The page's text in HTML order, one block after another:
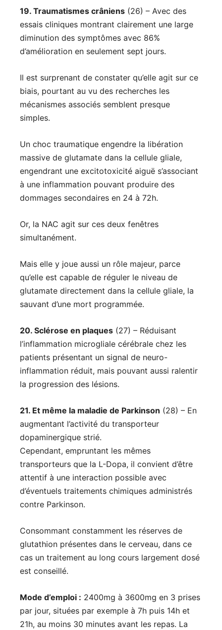
19. Traumatismes crâniens (26) – Avec des
essais cliniques montrant clairement une large
diminution des symptômes avec 86%
d’amélioration en seulement sept jours.
Il est surprenant de constater qu’elle agit sur ce
biais, pourtant au vu des recherches les
mécanismes associés semblent presque
simples.
Un choc traumatique engendre la libération
massive de glutamate dans la cellule gliale,
engendrant une excitotoxicité aiguë s’associant
à une inflammation pouvant produire des
dommages secondaires en 24 à 72h.
Or, la NAC agit sur ces deux fenêtres
simultanément.
Mais elle y joue aussi un rôle majeur, parce
qu’elle est capable de réguler le niveau de
glutamate directement dans la cellule gliale, la
sauvant d’une mort programmée.
20. Sclérose en plaques (27) – Réduisant
l’inflammation microgliale cérébrale chez les
patients présentant un signal de neuro-
inflammation réduit, mais pouvant aussi ralentir
la progression des lésions.
21. Et même la maladie de Parkinson (28) – En
augmentant l’activité du transporteur
dopaminergique strié.
Cependant, empruntant les mêmes
transporteurs que la L-Dopa, il convient d’être
attentif à une interaction possible avec
d’éventuels traitements chimiques administrés
contre Parkinson.
Consommant constamment les réserves de
glutathion présentes dans le cerveau, dans ce
cas un traitement au long cours largement dosé
est conseillé.
Mode d’emploi : 2400mg à 3600mg en 3 prises
par jour, situées par exemple à 7h puis 14h et
21h, au moins 30 minutes avant les repas. La